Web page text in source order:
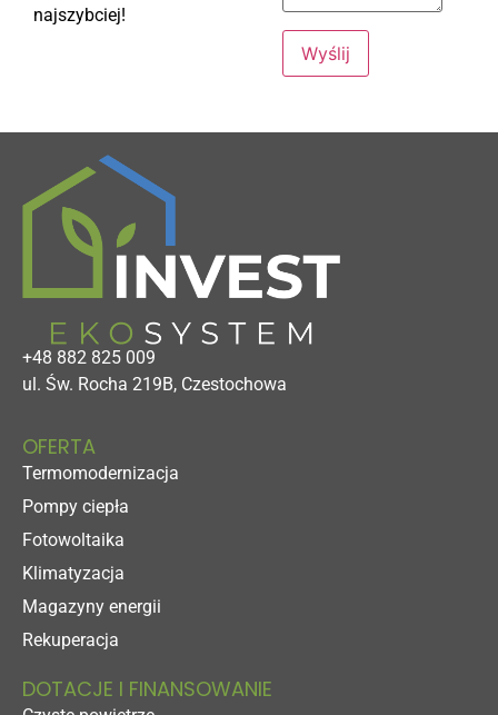
najszybciej!
+48 882 825 009
ul. Św. Rocha 219B, Czestochowa
OFERTA
Termomodernizacja
Pompy ciepła
Fotowoltaika
Klimatyzacja
Magazyny energii
Rekuperacja
DOTACJE I FINANSOWANIE